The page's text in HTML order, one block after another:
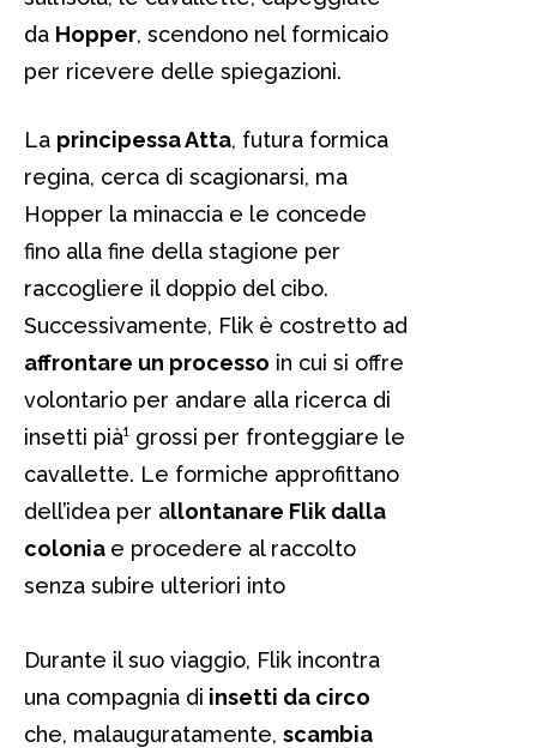
da Hopper, scendono nel formicaio
per ricevere delle spiegazioni.
La principessa Atta, futura formica
regina, cerca di scagionarsi, ma
Hopper la minaccia e le concede
fino alla fine della stagione per
raccogliere il doppio del cibo.
Successivamente, Flik è costretto ad
affrontare un processo in cui si offre
volontario per andare alla ricerca di
insetti pià¹ grossi per fronteggiare le
cavallette. Le formiche approfittano
dell’idea per allontanare Flik dalla
colonia e procedere al raccolto
senza subire ulteriori into
Durante il suo viaggio, Flik incontra
una compagnia di insetti da circo
che, malauguratamente, scambia